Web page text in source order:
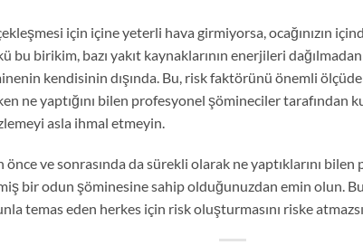
için içine yeterli hava girmiyorsa, ocağınızın
bu birikim, bazı yakıt kaynaklarının enerjileri
kendisinin dışında. Bu, risk faktörünü önemli
ne yaptığını bilen profesyonel şömineciler
asla ihmal etmeyin.
önce ve sonrasında da sürekli olarak ne yaptıklarını
bir odun şöminesine sahip olduğunuzdan emin olun. Bu
temas eden herkes için risk oluşturmasını riske